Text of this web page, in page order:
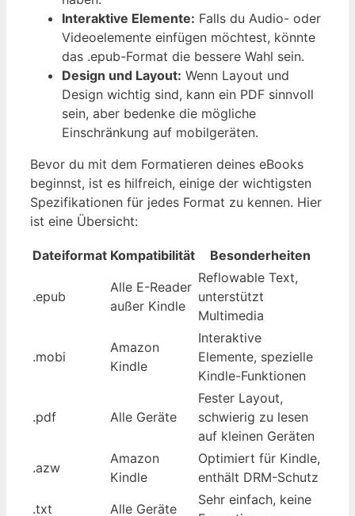
Interaktive Elemente: Falls du Audio- oder
Videoelemente einfügen möchtest, könnte
das .epub-Format die bessere Wahl sein.
Design und Layout: Wenn Layout und
Design wichtig sind, kann ein PDF sinnvoll
sein, aber bedenke die mögliche
Einschränkung auf mobilgeräten.
Bevor du mit dem Formatieren deines eBooks
beginnst, ist es hilfreich, einige der wichtigsten
Spezifikationen für jedes Format zu kennen. Hier
ist eine Übersicht:
Dateiformat Kompatibilität Besonderheiten
.epub
Alle E-Reader
außer Kindle
Reflowable Text,
unterstützt
Multimedia
.mobi
Amazon
Kindle
Interaktive
Elemente, spezielle
Kindle-Funktionen
.pdf Alle Geräte
Fester Layout,
schwierig zu lesen
auf kleinen Geräten
.azw
Amazon
Kindle
Optimiert für Kindle,
enthält DRM-Schutz
.txt
Alle Geräte
Sehr einfach, keine